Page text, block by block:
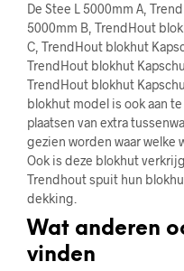
De Stee L 5000mm A,
5000mm B, TrendHout
C, TrendHout blokhut
TrendHout blokhut
TrendHout blokhut
blokhut model is ook aan
plaatsen van extra
gezien worden waar welke
Ook is deze blokhut
Trendhout spuit hun
dekking.
Wat anderen
vinden